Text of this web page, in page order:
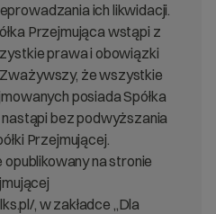
ich likwidacji.
Przejmująca wstąpi z
prawa i obowiązki
że wszystkie
posiada Spółka
nastąpi bez podwyższania
Przejmującej.
opublikowany na stronie
, w zakładce „Dla